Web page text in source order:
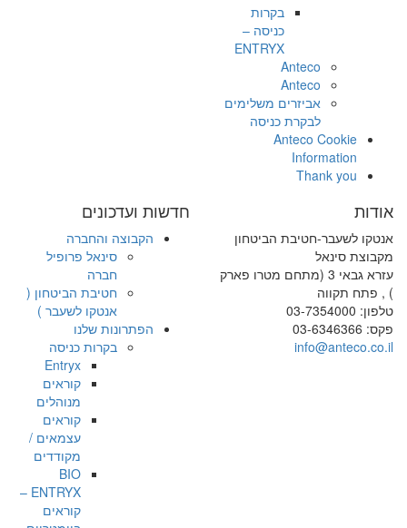
בקרות
כניסה –
ENTRYX
Anteco
Anteco
אביזרים משלימים
לבקרת כניסה
Anteco Cookie
Information
Thank you
חדשות ועדכונים
הקבוצה והחברה
סינאל פרופיל
חברה
חטיבת הביטחון (
אנטקו לשעבר )
הפתרונות שלנו
בקרות כניסה
Entryx
קוראים
מנוהלים
קוראים
עצמאים /
מקודדים
BIO
ENTRYX –
קוראים
אודות
אנטקו לשעבר-חטיבת הביטחון
מקבוצת סינאל
עזרא גבאי 3 (מתחם מטרו פארק
) , פתח תקווה
טלפון: 03-7354000
פקס: 03-6346366
info@anteco.co.il